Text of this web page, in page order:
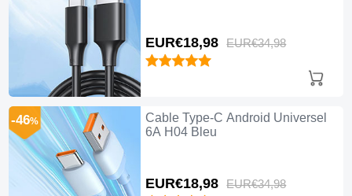
EUR€18,98 EUR€34,98
Cable Type-C Android Universel
6A H04 Bleu
EUR€18,98 EUR€34,98
-46%